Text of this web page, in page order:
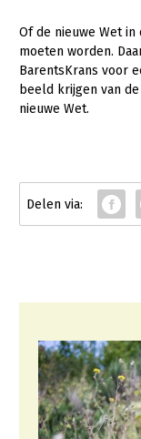
LTO Nederland
Mensen
Bestuur en
Jaarverslag 2023
Contact
Of de nieuwe Wet
moeten worden.
BarentsKrans voor
beeld krijgen van
nieuwe Wet.